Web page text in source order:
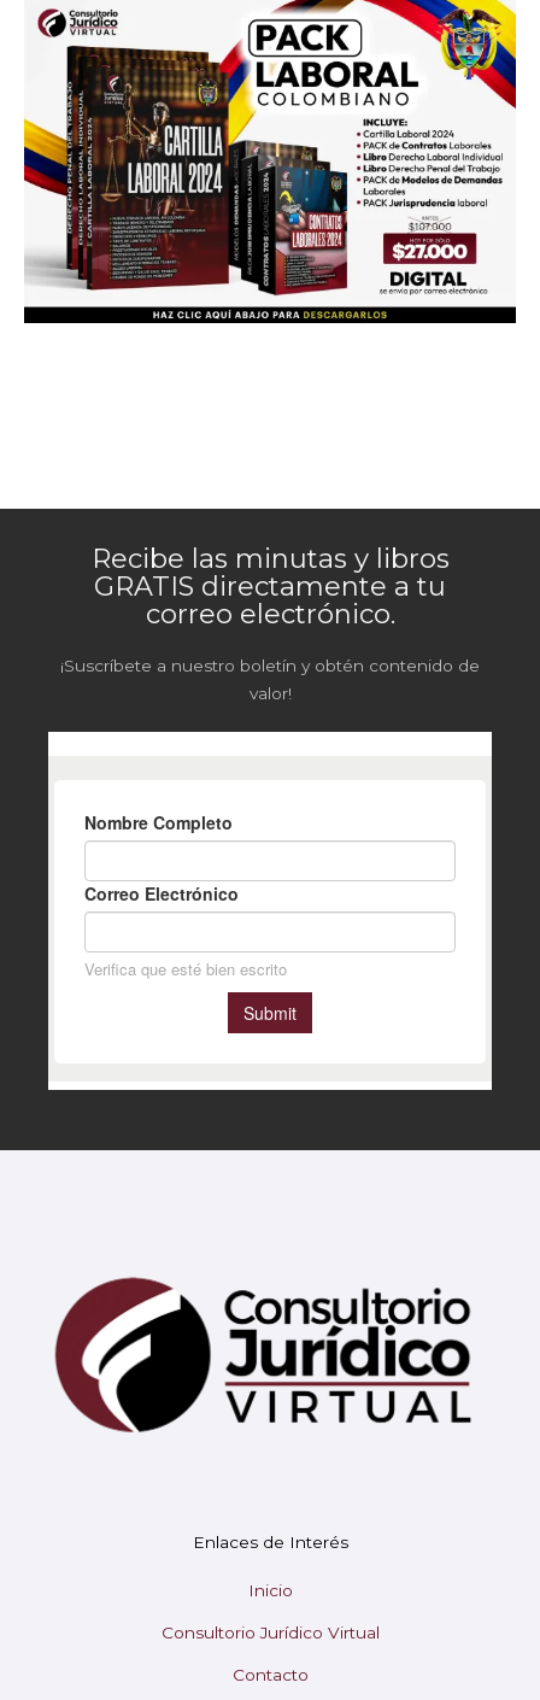
Recibe las minutas y libros
GRATIS directamente a tu
correo electrónico.
¡Suscríbete a nuestro boletín y obtén contenido de
valor!
Enlaces de Interés
Inicio
Consultorio Jurídico Virtual
Contacto
Soy Mary tu asistente virtual.